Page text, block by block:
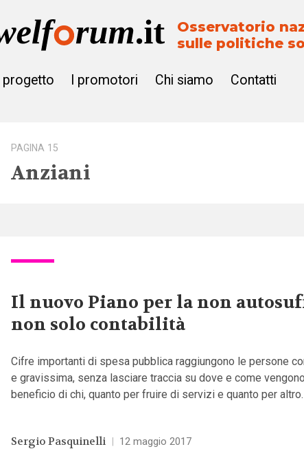
Osservatorio
sulle politiche
Il progetto I promotori Chi siamo Contatti
PAGINA 15
Anziani
Il nuovo Piano per la non
non solo contabilità
Cifre importanti di spesa pubblica raggiungono le persone
e gravissima, senza lasciare traccia su dove e come
beneficio di chi, quanto per fruire di servizi e quanto per altro.
Sergio Pasquinelli | 12 maggio 2017